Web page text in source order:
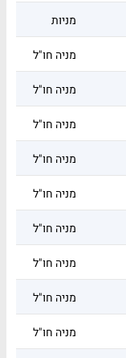
מניות
מניה חו"ל
מניה חו"ל
מניה חו"ל
מניה חו"ל
מניה חו"ל
מניה חו"ל
מניה חו"ל
מניה חו"ל
מניה חו"ל